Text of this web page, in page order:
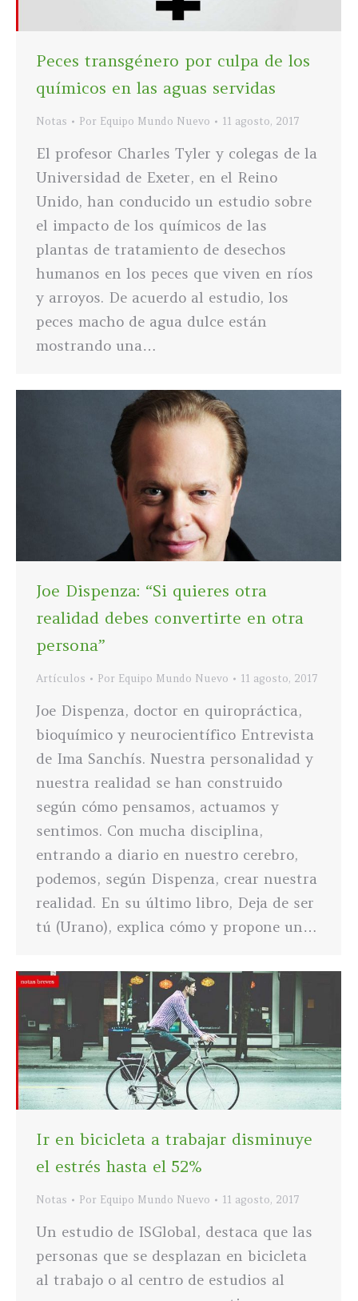
Peces transgénero por culpa de los
químicos en las aguas servidas
Notas Por Equipo Mundo Nuevo 11 agosto, 2017
El profesor Charles Tyler y colegas de la
Universidad de Exeter, en el Reino
Unido, han conducido un estudio sobre
el impacto de los químicos de las
plantas de tratamiento de desechos
humanos en los peces que viven en ríos
y arroyos. De acuerdo al estudio, los
peces macho de agua dulce están
mostrando una…
Joe Dispenza: “Si quieres otra
realidad debes convertirte en otra
persona”
Artículos Por Equipo Mundo Nuevo 11 agosto, 2017
Joe Dispenza, doctor en quiropráctica,
bioquímico y neurocientífico Entrevista
de Ima Sanchís. Nuestra personalidad y
nuestra realidad se han construido
según cómo pensamos, actuamos y
sentimos. Con mucha disciplina,
entrando a diario en nuestro cerebro,
podemos, según Dispenza, crear nuestra
realidad. En su último libro, Deja de ser
tú (Urano), explica cómo y propone un…
Ir en bicicleta a trabajar disminuye
el estrés hasta el 52%
Notas Por Equipo Mundo Nuevo 11 agosto, 2017
Un estudio de ISGlobal, destaca que las
personas que se desplazan en bicicleta
al trabajo o al centro de estudios al